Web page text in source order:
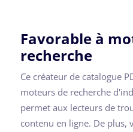
Favorable à
recherche
Ce créateur de catalogue
moteurs de recherche
permet aux lecteurs de
contenu en ligne. De plus,